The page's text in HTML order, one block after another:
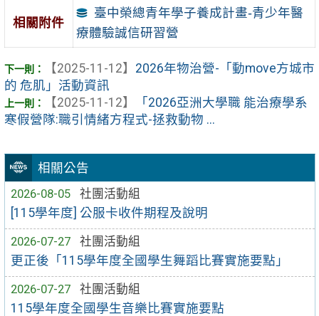
相關公告
2026-08-05
社團活動組
[115學年度] 公服卡收件期程及說明
2026-07-27
社團活動組
更正後「115學年度全國學生舞蹈比賽實施要點」
2026-07-27
社團活動組
115學年度全國學生音樂比賽實施要點
相關附件
臺中榮總青年學子養成計畫‐青少年醫
療體驗誠信研習營
【2025-11-12】 2026年物治營-「動move方城市
的 危肌」活動資訊
【2025-11-12】
「2026亞洲大學職 能治療學系
寒假營隊:職引情緒方程式-拯救動物 ...